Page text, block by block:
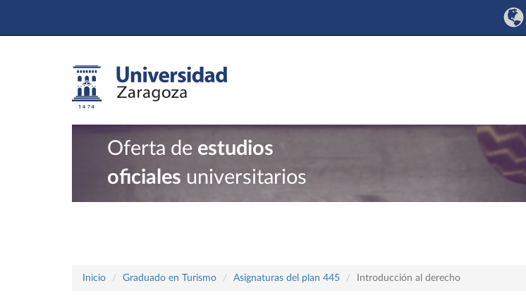
Oferta de estudios
oficiales universitarios
Inicio Graduado en Turismo Asignaturas del plan 445 Introducción al derecho